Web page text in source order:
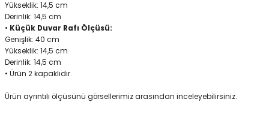
Yükseklik: 14,5 cm
Derinlik: 14,5 cm
• Küçük Duvar Rafı Ölçüsü:
Genişlik: 40 cm
Yükseklik: 14,5 cm
Derinlik: 14,5 cm
• Ürün 2 kapaklıdır.
Ürün ayrıntılı ölçüsünü görsellerimiz arasından inceleyebilirsiniz.